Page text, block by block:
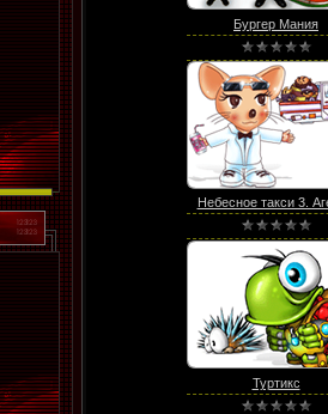
Бургер Мания
Небесное такси 3.
Туртикс